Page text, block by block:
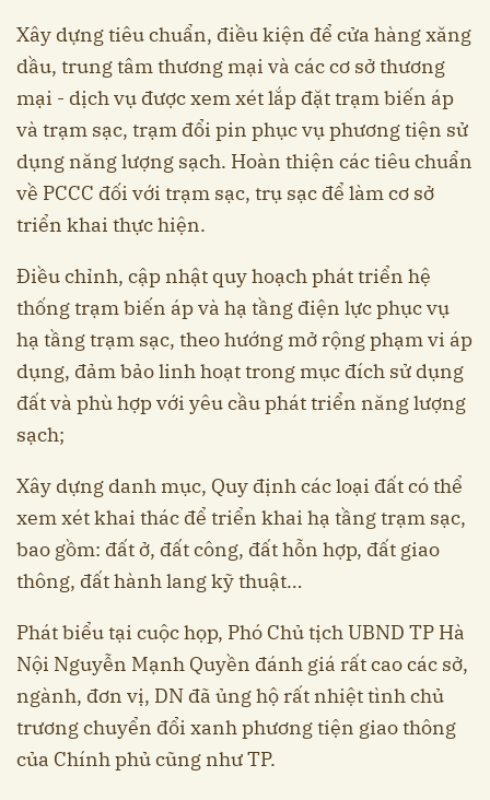
Xây dựng tiêu chuẩn, điều kiện để cửa hàng xăng
dầu, trung tâm thương mại và các cơ sở thương
mại - dịch vụ được xem xét lắp đặt trạm biến áp
và trạm sạc, trạm đổi pin phục vụ phương tiện sử
dụng năng lượng sạch. Hoàn thiện các tiêu chuẩn
về PCCC đối với trạm sạc, trụ sạc để làm cơ sở
triển khai thực hiện.
Điều chỉnh, cập nhật quy hoạch phát triển hệ
thống trạm biến áp và hạ tầng điện lực phục vụ
hạ tầng trạm sạc, theo hướng mở rộng phạm vi áp
dụng, đảm bảo linh hoạt trong mục đích sử dụng
đất và phù hợp với yêu cầu phát triển năng lượng
sạch;
Xây dựng danh mục, Quy định các loại đất có thể
xem xét khai thác để triển khai hạ tầng trạm sạc,
bao gồm: đất ở, đất công, đất hỗn hợp, đất giao
thông, đất hành lang kỹ thuật…
Phát biểu tại cuộc họp, Phó Chủ tịch UBND TP Hà
Nội Nguyễn Mạnh Quyền đánh giá rất cao các sở,
ngành, đơn vị, DN đã ủng hộ rất nhiệt tình chủ
trương chuyển đổi xanh phương tiện giao thông
của Chính phủ cũng như TP.